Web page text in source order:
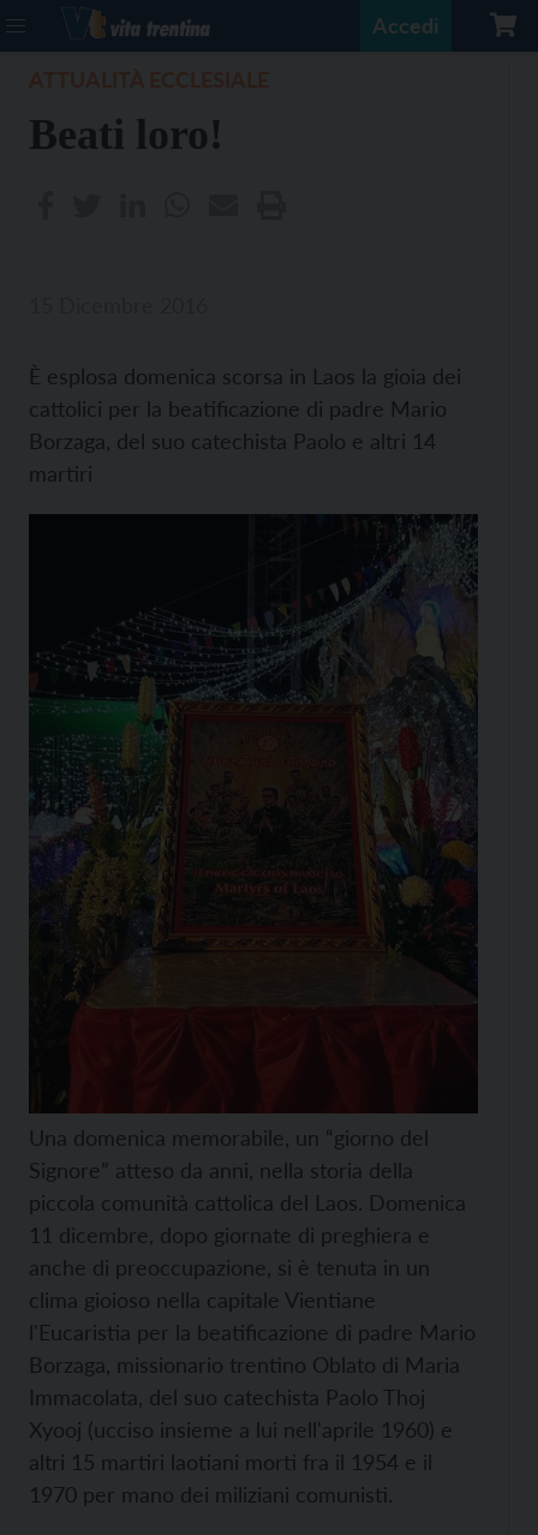
Accedi
Beati loro!
È esplosa domenica scorsa in Laos la gioia dei
cattolici per la beatificazione di padre Mario
Borzaga, del suo catechista Paolo e altri 14
martiri
Una domenica memorabile, un “giorno del
Signore” atteso da anni, nella storia della
piccola comunità cattolica del Laos. Domenica
11 dicembre, dopo giornate di preghiera e
anche di preoccupazione, si è tenuta in un
clima gioioso nella capitale Vientiane
l'Eucaristia per la beatificazione di padre Mario
Borzaga, missionario trentino Oblato di Maria
Immacolata, del suo catechista Paolo Thoj
Xyooj (ucciso insieme a lui nell'aprile 1960) e
altri 15 martiri laotiani morti fra il 1954 e il
1970 per mano dei miliziani comunisti.